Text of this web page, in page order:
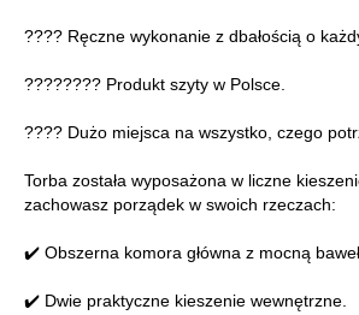
???? Ręczne wykonanie z dbałością o
???????? Produkt szyty w Polsce.
???? Dużo miejsca na wszystko, czego
Torba została wyposażona w liczne
zachowasz porządek w swoich rzeczach:
✔️ Obszerna komora główna z mocną
✔️ Dwie praktyczne kieszenie wewnętrzne.